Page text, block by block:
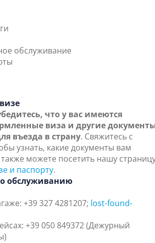
обслуживание
что у вас имеются
виза и другие
въезда в страну. Свяжитесь с
узнать, какие документы вам
можете посетить нашу
и паспорту.
обслуживанию
+39 327 4281207; lost-found-
+39 050 849372 (Дежурный